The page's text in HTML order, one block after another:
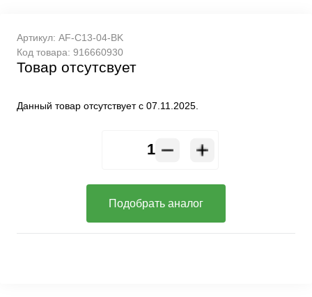
Артикул: AF-C13-04-BK
Код товара: 916660930
Товар отсутсвует
Данный товар отсутствует с 07.11.2025.
Подобрать аналог